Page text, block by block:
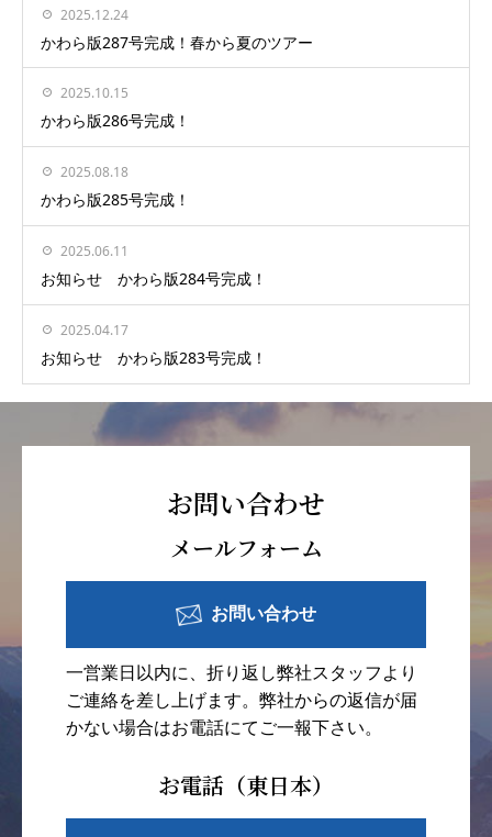
2025.12.24
かわら版287号完成！春から夏のツアー
2025.10.15
かわら版286号完成！
2025.08.18
かわら版285号完成！
2025.06.11
お知らせ かわら版284号完成！
2025.04.17
お知らせ かわら版283号完成！
お問い合わせ
メールフォーム
お問い合わせ
一営業日以内に、折り返し弊社スタッフより
ご連絡を差し上げます。弊社からの返信が届
かない場合はお電話にてご一報下さい。
お電話（東日本）